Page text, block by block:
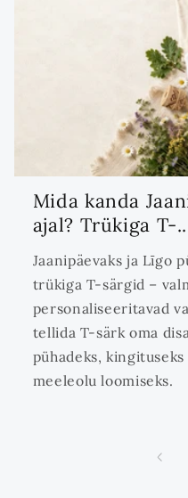
Mida kanda
ajal? Trükiga T-
Jaanipäevaks ja Līgo
trükiga T-särgid –
personaliseeritavad
tellida T-särk oma
pühadeks,
meeleolu loomiseks.